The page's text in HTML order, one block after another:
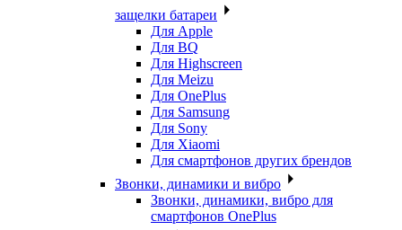
защелки батареи
Для Apple
Для BQ
Для Highscreen
Для Meizu
Для OnePlus
Для Samsung
Для Sony
Для Xiaomi
Для смартфонов других брендов
Звонки, динамики и вибро
Звонки, динамики, вибро для
смартфонов OnePlus